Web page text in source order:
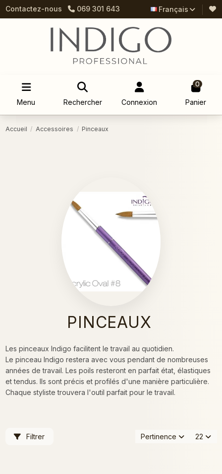
Contactez-nous 069 301 643 Français
Menu Rechercher Connexion
0
Panier
Accueil Accessoires Pinceaux
PINCEAUX
Les pinceaux Indigo facilitent le travail au quotidien.
Le pinceau Indigo restera avec vous pendant de nombreuses
années de travail. Les poils resteront en parfait état, élastiques
et tendus. Ils sont précis et profilés d'une manière particulière.
Chaque styliste trouvera l'outil parfait pour le travail.
Filtrer Pertinence 22